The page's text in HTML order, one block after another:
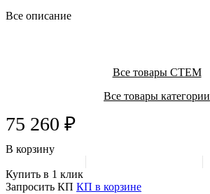
Все описание
Все товары СТЕМ
Все товары категории
75 260 ₽
В корзину
Купить в 1 клик
Запросить КП КП в корзине